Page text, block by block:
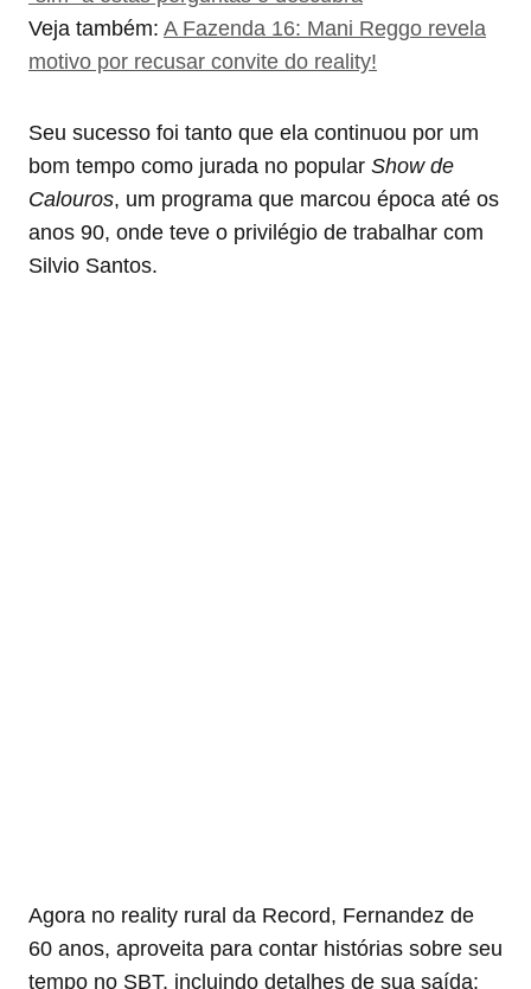
Veja também: A Fazenda 16: Mani Reggo revela
motivo por recusar convite do reality!
Seu sucesso foi tanto que ela continuou por um
bom tempo como jurada no popular Show de
Calouros, um programa que marcou época até os
anos 90, onde teve o privilégio de trabalhar com
Silvio Santos.
Agora no reality rural da Record, Fernandez de
60 anos, aproveita para contar histórias sobre seu
tempo no SBT, incluindo detalhes de sua saída: